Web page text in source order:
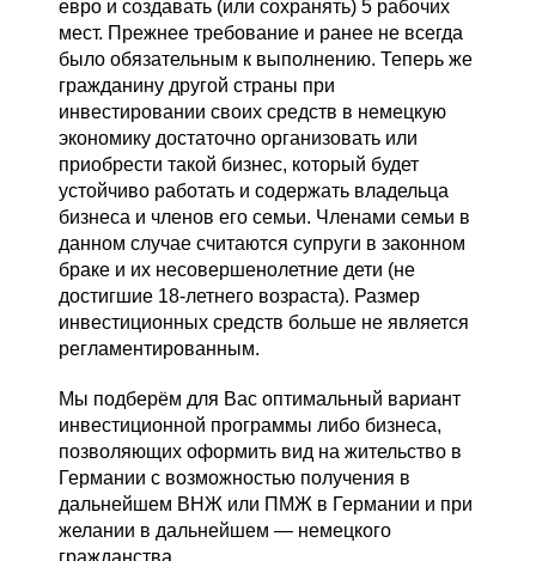
евро и создавать (или сохранять) 5 рабочих
мест. Прежнее требование и ранее не всегда
было обязательным к выполнению. Теперь же
гражданину другой страны при
инвестировании своих средств в немецкую
экономику достаточно организовать или
приобрести такой бизнес, который будет
устойчиво работать и содержать владельца
бизнеса и членов его семьи. Членами семьи в
данном случае считаются супруги в законном
браке и их несовершенолетние дети (не
достигшие 18-летнего возраста). Размер
инвестиционных средств больше не является
регламентированным.
Мы подберём для Вас оптимальный вариант
инвестиционной программы либо бизнеса,
позволяющих оформить вид на жительство в
Германии с возможностью получения в
дальнейшем ВНЖ или ПМЖ в Германии и при
желании в дальнейшем — немецкого